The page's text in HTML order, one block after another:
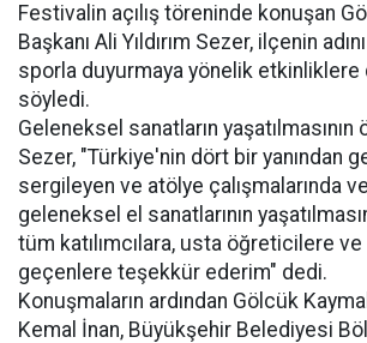
Festivalin açılış töreninde konuşan
Başkanı Ali Yıldırım Sezer, ilçenin
sporla duyurmaya yönelik
söyledi.
Geleneksel sanatların
Sezer, "Türkiye'nin dört bir yanından
sergileyen ve atölye çalışmalarında
geleneksel el sanatlarının
tüm katılımcılara, usta öğreticilere
geçenlere teşekkür ederim" dedi.
Konuşmaların ardından Gölcük
Kemal İnan, Büyükşehir Belediyesi